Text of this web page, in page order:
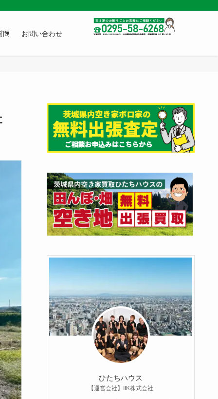
問 お問い合わせ
ひたちハウス
【運営会社】IIK株式会社